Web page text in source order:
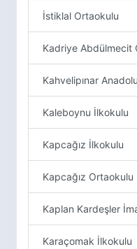
İstiklal Ortaokulu
Kadriye Abdülmecit
Kahvelipınar
Kaleboynu İlkokulu
Kapcağız İlkokulu
Kapcağız Ortaokulu
Kaplan Kardeşler
Karaçomak İlkokulu